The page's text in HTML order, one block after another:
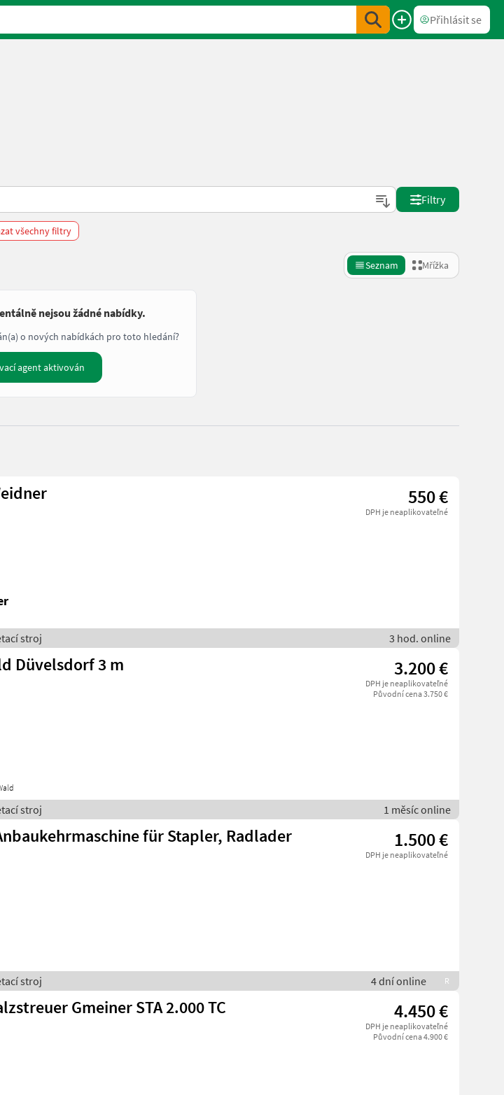
Přihlásit se
Filtry
všechny filtry
Seznam Mřížka
nejsou žádné nabídky.
o nových nabídkách pro toto hledání?
agent aktivován
550 €
DPH je neaplikovateľné
stroj 3 hod. online
Düvelsdorf 3 m 3.200 €
DPH je neaplikovateľné
Původní cena 3.750 €
stroj 1 měsíc online
für Stapler, Radlader 1.500 €
DPH je neaplikovateľné
stroj 4 dní online R
Gmeiner STA 2.000 TC 4.450 €
DPH je neaplikovateľné
Původní cena 4.900 €